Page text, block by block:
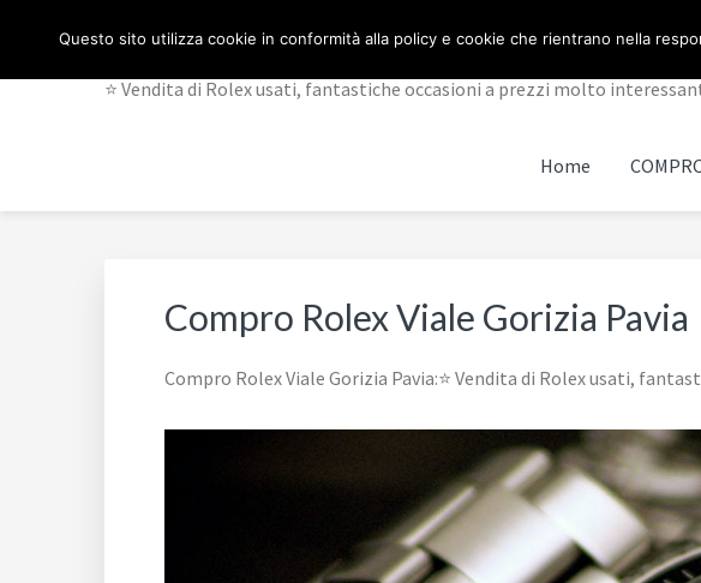
navigazione
contenuto
piè
footer
COMPRO E VENDO ROLEX
⭐ Vendita di Rolex usati, fantastiche occasioni a prezzi molto
Home
Compro Rolex Viale Gorizia Pavia
Compro Rolex Viale Gorizia Pavia:⭐ Vendita di Rolex usati,
Questo sito utilizza cookie in conformità alla policy e cookie che rientrano nella